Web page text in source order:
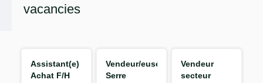
vacancies
Assistant(e)
Achat F/H
Vendeur/euse
Serre
Vendeur
secteur